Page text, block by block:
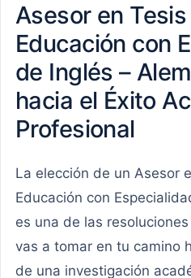
Asesor en
Educación con
de Inglés –
hacia el Éxito
Profesional
La elección de un Asesor
Educación con
es una de las
vas a tomar en tu camino
de una investigación